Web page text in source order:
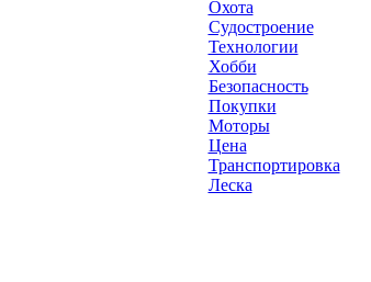
Охота
Судостроение
Технологии
Хобби
Безопасность
Покупки
Моторы
Цена
Транспортировка
Леска